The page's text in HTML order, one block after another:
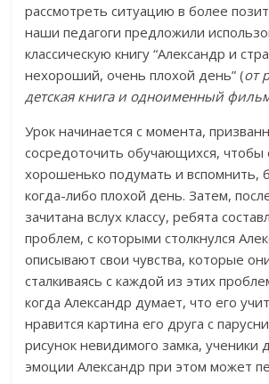
рассмотреть ситуацию в более
наши педагоги предложили
классическую книгу “Александр и
нехороший, очень плохой день” (от
детская книга и одноименный
Урок начинается с момента,
сосредоточить обучающихся, чтобы
хорошенько подумать и вспомнить,
когда-либо плохой день. Затем,
зачитана вслух классу, ребята
проблем, с которыми столкнулся
описывают свои чувства, которые
сталкиваясь с каждой из этих
когда Александр думает, что его
нравится картина его друга с
рисунок невидимого замка, ученики
эмоции Александр при этом может